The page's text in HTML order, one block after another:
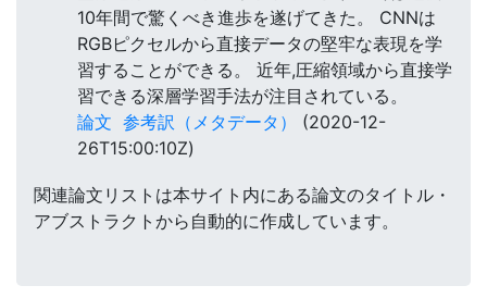
10年間で驚くべき進歩を遂げてきた。 CNNは
RGBピクセルから直接データの堅牢な表現を学
習することができる。 近年,圧縮領域から直接学
習できる深層学習手法が注目されている。
論文 参考訳（メタデータ）
(2020-12-
26T15:00:10Z)
関連論文リストは本サイト内にある論文のタイトル・
アブストラクトから自動的に作成しています。